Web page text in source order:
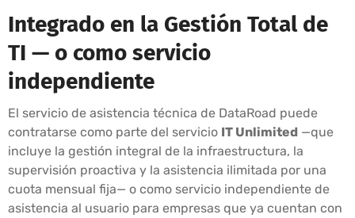
Integrado en la Gestión Total de
TI — o como servicio
independiente
El servicio de asistencia técnica de DataRoad puede
contratarse como parte del servicio IT Unlimited —que
incluye la gestión integral de la infraestructura, la
supervisión proactiva y la asistencia ilimitada por una
cuota mensual fija— o como servicio independiente de
asistencia al usuario para empresas que ya cuentan con